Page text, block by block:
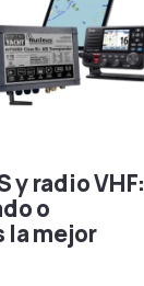
y radio VHF:
o
la mejor